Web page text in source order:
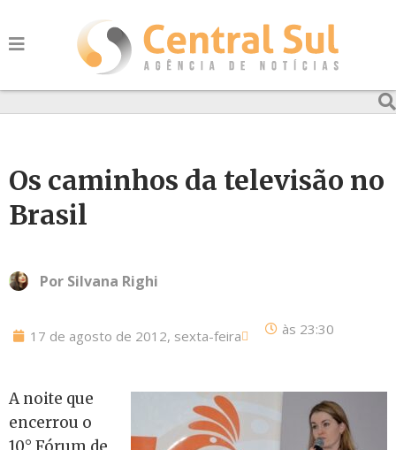
Os caminhos da televisão no
Brasil
Por Silvana Righi
17 de agosto de 2012, sexta-feira às 23:30
A noite que
encerrou o